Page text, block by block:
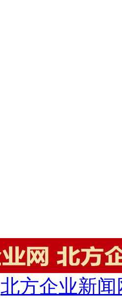
北方企业新闻